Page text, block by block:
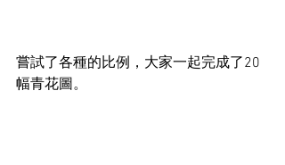
嘗試了各種的比例，大家一起完成了20
幅青花圖。